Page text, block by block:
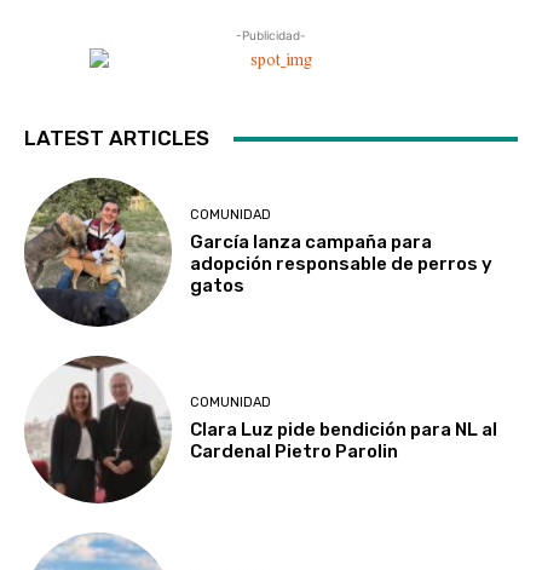
-Publicidad-
LATEST ARTICLES
COMUNIDAD
García lanza campaña para
adopción responsable de perros y
gatos
COMUNIDAD
Clara Luz pide bendición para NL al
Cardenal Pietro Parolin